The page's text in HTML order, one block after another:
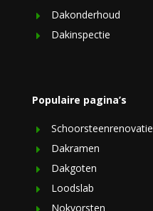
Dakonderhoud
Dakinspectie
Populaire pagina’s
Schoorsteenrenovatie
Dakramen
Dakgoten
Loodslab
Nokvorsten